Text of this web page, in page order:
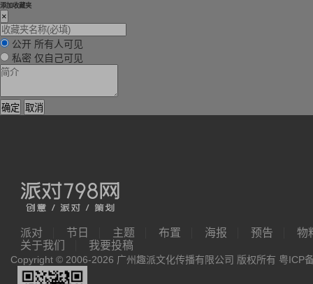
添加收藏夹
×
公开 所有人可见
私密 仅自己可见
确定 取消
派对 节日 主题 布置 海报 预告
物
关于我们
我要投稿
Copyright © 2006-2026 广州趣派文化传播有限公司 版权所有 粤ICP